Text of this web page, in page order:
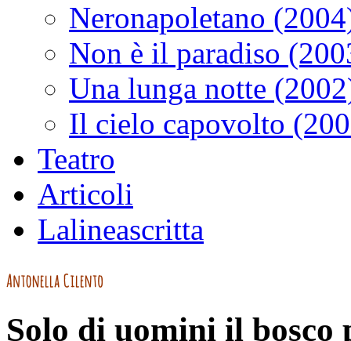
Neronapoletano
Non è il paradiso
Una lunga notte
Il cielo capovolto
Teatro
Articoli
Lalineascritta
Solo di uomini il